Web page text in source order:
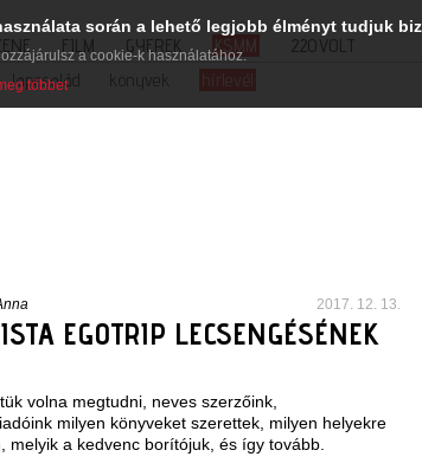
FILM GYEREK KSMM
220VOLT
lapcsalád könyvek hírlevél
2017. 12. 13.
EGOTRIP LECSENGÉSÉNEK
volna megtudni, neves szerzőink,
milyen könyveket szerettek, milyen helyekre
melyik a kedvenc borítójuk, és így tovább.
során a lehető legjobb élményt tudjuk
a cookie-k használatához.
többet